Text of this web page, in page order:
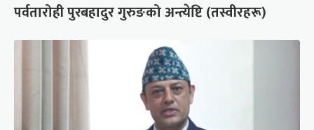
पर्वतारोही पुरबहादुर गुरुङको अन्त्येष्टि (तस्वीरहरू)